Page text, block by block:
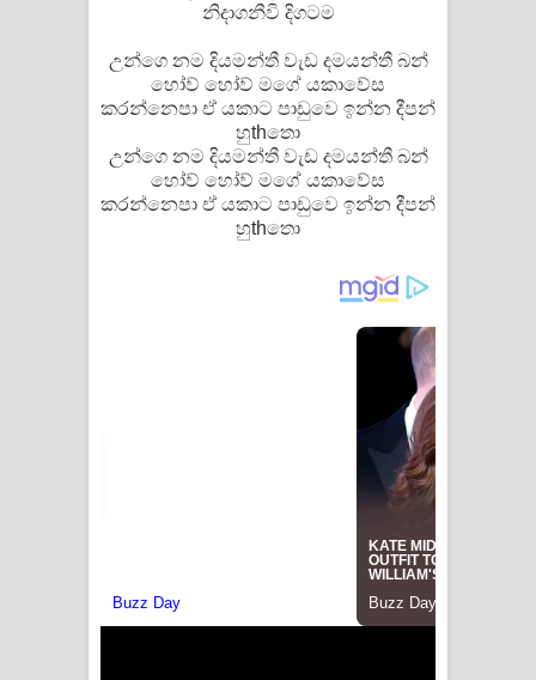
නිදාගනීවි දිගටම
උන්ගෙ නම දියමන්තී වැඩ දමයන්තී බන්
හෝව් හෝව් මගේ යකාවේස
කරන්නෙපා ඒ යකාට පාඩුවෙ ඉන්න දීපන්
හුthතො
උන්ගෙ නම දියමන්තී වැඩ දමයන්තී බන්
හෝව් හෝව් මගේ යකාවේස
කරන්නෙපා ඒ යකාට පාඩුවෙ ඉන්න දීපන්
හුthතො